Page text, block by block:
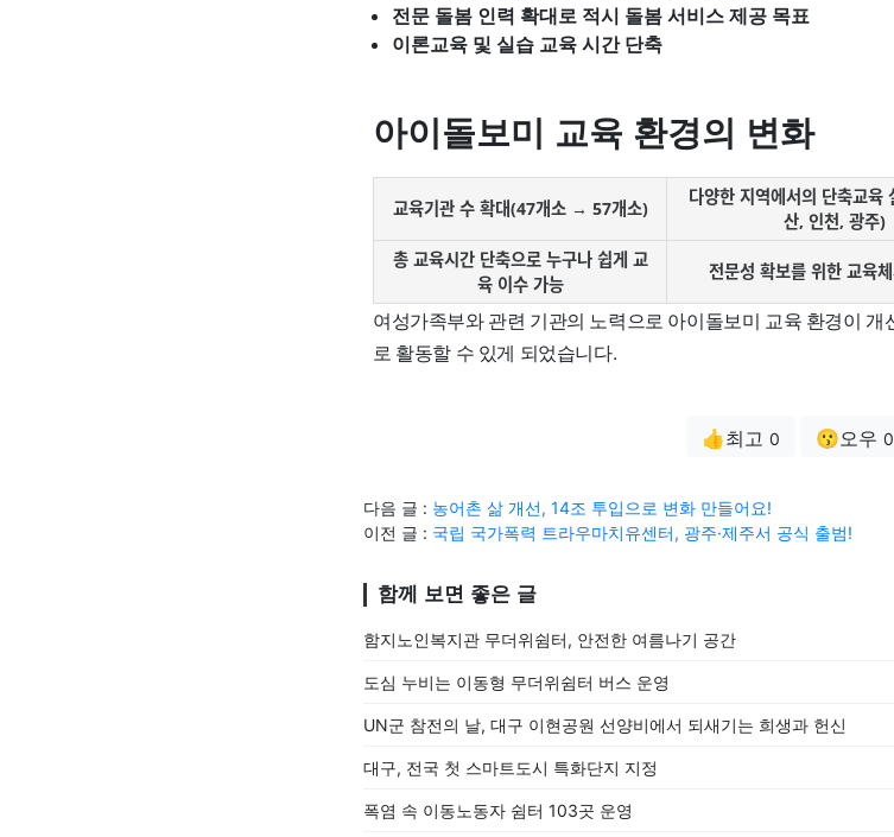
전문 돌봄 인력 확대로 적시 돌봄 서비스 제공 목표
이론교육 및 실습 교육 시간 단축
아이돌보미 교육 환경의 변화
교육기관 수 확대(47개소 → 57개소)
다양한 지역에서의 단축교육
산, 인천, 광주)
총 교육시간 단축으로 누구나 쉽게 교
육 이수 가능
전문성 확보를 위한 교육
여성가족부와 관련 기관의 노력으로 아이돌보미 교육 환경이
로 활동할 수 있게 되었습니다.
👍최고 0 😗오우 0
다음 글 : 농어촌 삶 개선, 14조 투입으로 변화 만들어요!
이전 글 : 국립 국가폭력 트라우마치유센터, 광주·제주서 공식 출범!
함께 보면 좋은 글
함지노인복지관 무더위쉼터, 안전한 여름나기 공간
도심 누비는 이동형 무더위쉼터 버스 운영
UN군 참전의 날, 대구 이현공원 선양비에서 되새기는 희생과 헌신
대구, 전국 첫 스마트도시 특화단지 지정
폭염 속 이동노동자 쉼터 103곳 운영